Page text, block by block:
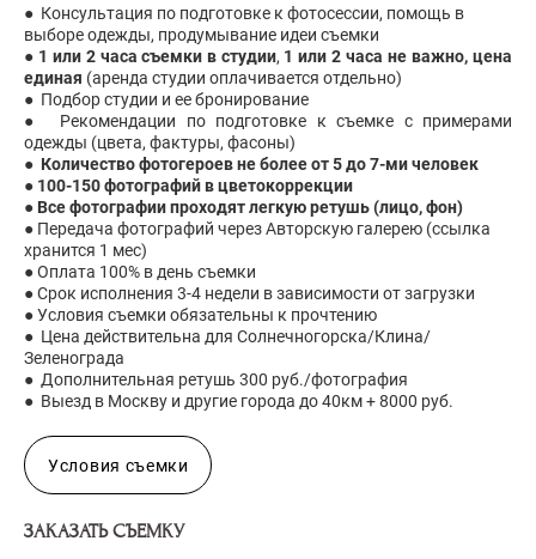
● Консультация по подготовке к фотосессии, помощь в
выборе одежды, продумывание идеи съемки
● 1 или 2 часа съемки в студии, 1 или 2 часа не важно, цена
единая (аренда студии оплачивается отдельно)
● Подбор студии и ее бронирование
● Рекомендации по подготовке к съемке с примерами
одежды (цвета, фактуры, фасоны)
● Количество фотогероев не более от 5 до 7-ми человек
● 100-150 фотографий в цветокоррекции
● Все фотографии проходят легкую ретушь (лицо, фон)
● Передача фотографий через Авторскую галерею (ссылка
хранится 1 мес)
● Оплата 100% в день съемки
● Срок исполнения 3-4 недели в зависимости от загрузки
● Условия съемки обязательны к прочтению
● Цена действительна для Солнечногорска/Клина/
Зеленограда
● Дополнительная ретушь 300 руб./фотография
● Выезд в Москву и другие города до 40км + 8000 руб.
Условия съемки
ЗАКАЗАТЬ СЪЕМКУ